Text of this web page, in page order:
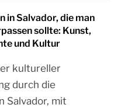
in Salvador, die man
sollte: Kunst,
und Kultur
kultureller
durch die
Salvador, mit